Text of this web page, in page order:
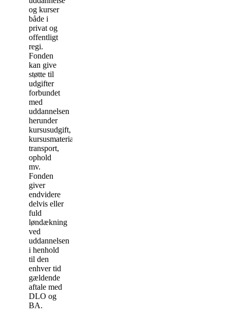
og kurser
både i
privat og
offentligt
regi.
Fonden
kan give
støtte til
udgifter
forbundet
med
uddannelsen
herunder
kursusudgift,
kursusmateriale,
transport,
ophold
mv.
Fonden
giver
endvidere
delvis eller
fuld
løndækning
ved
uddannelsen
i henhold
til den
enhver tid
gældende
aftale med
DLO og
BA.